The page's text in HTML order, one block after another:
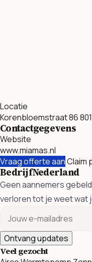
Locatie
Korenbloemstraat 86
Contactgegevens
Website
www.miamas.nl
Vraag offerte aanClaim
BedrijfNederland
Geen aannemers
verloren tot je weet wat
Ontvang updates
Veel gezocht